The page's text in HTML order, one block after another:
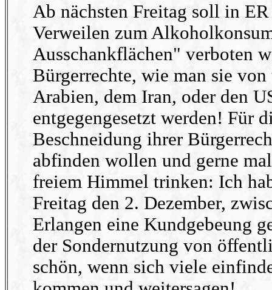
Ab nächsten Freitag soll in
Verweilen zum
Ausschankflächen" verboten
Bürgerrechte, wie man sie
Arabien, dem Iran, oder den
entgegengesetzt werden! Für
Beschneidung ihrer
abfinden wollen und gerne
freiem Himmel trinken: Ich
Freitag den 2. Dezember,
Erlangen eine Kundgebeung
der Sondernutzung von
schön, wenn sich viele